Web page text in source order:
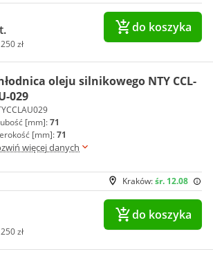
zł
do koszyka
oleju silnikowego NTY CCL-
029
[mm]:71
[mm]:71
więcej danych
Kraków:śr. 12.08
zł
do koszyka